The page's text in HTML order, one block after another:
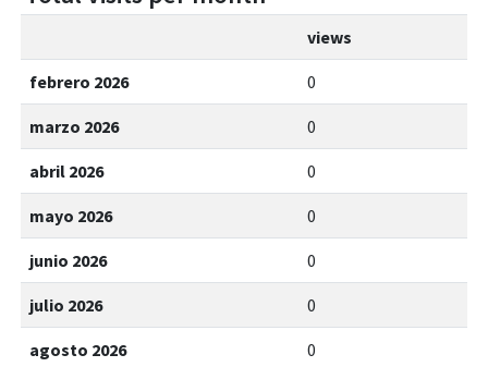
views
febrero 2026 0
marzo 2026 0
abril 2026 0
mayo 2026 0
junio 2026 0
julio 2026 0
agosto 2026 0